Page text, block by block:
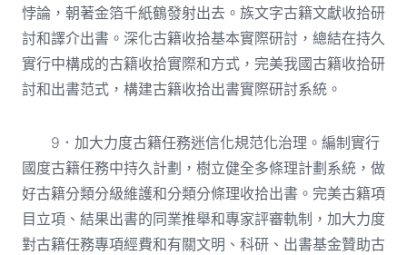
悖論，朝著金箔千紙鶴發射出去。族文字古籍文獻收拾研
討和譯介出書。深化古籍收拾基本實際研討，總結在持久
實行中構成的古籍收拾實際和方式，完美我國古籍收拾研
討和出書范式，構建古籍收拾出書實際研討系統。
9．加大力度古籍任務迷信化規范化治理。編制實行
國度古籍任務中持久計劃，樹立健全多條理計劃系統，做
好古籍分類分級維護和分類分條理收拾出書。完美古籍項
目立項、結果出書的同業推舉和專家評審軌制，加大力度
對古籍任務專項經費和有關文明、科研、出書基金贊助古